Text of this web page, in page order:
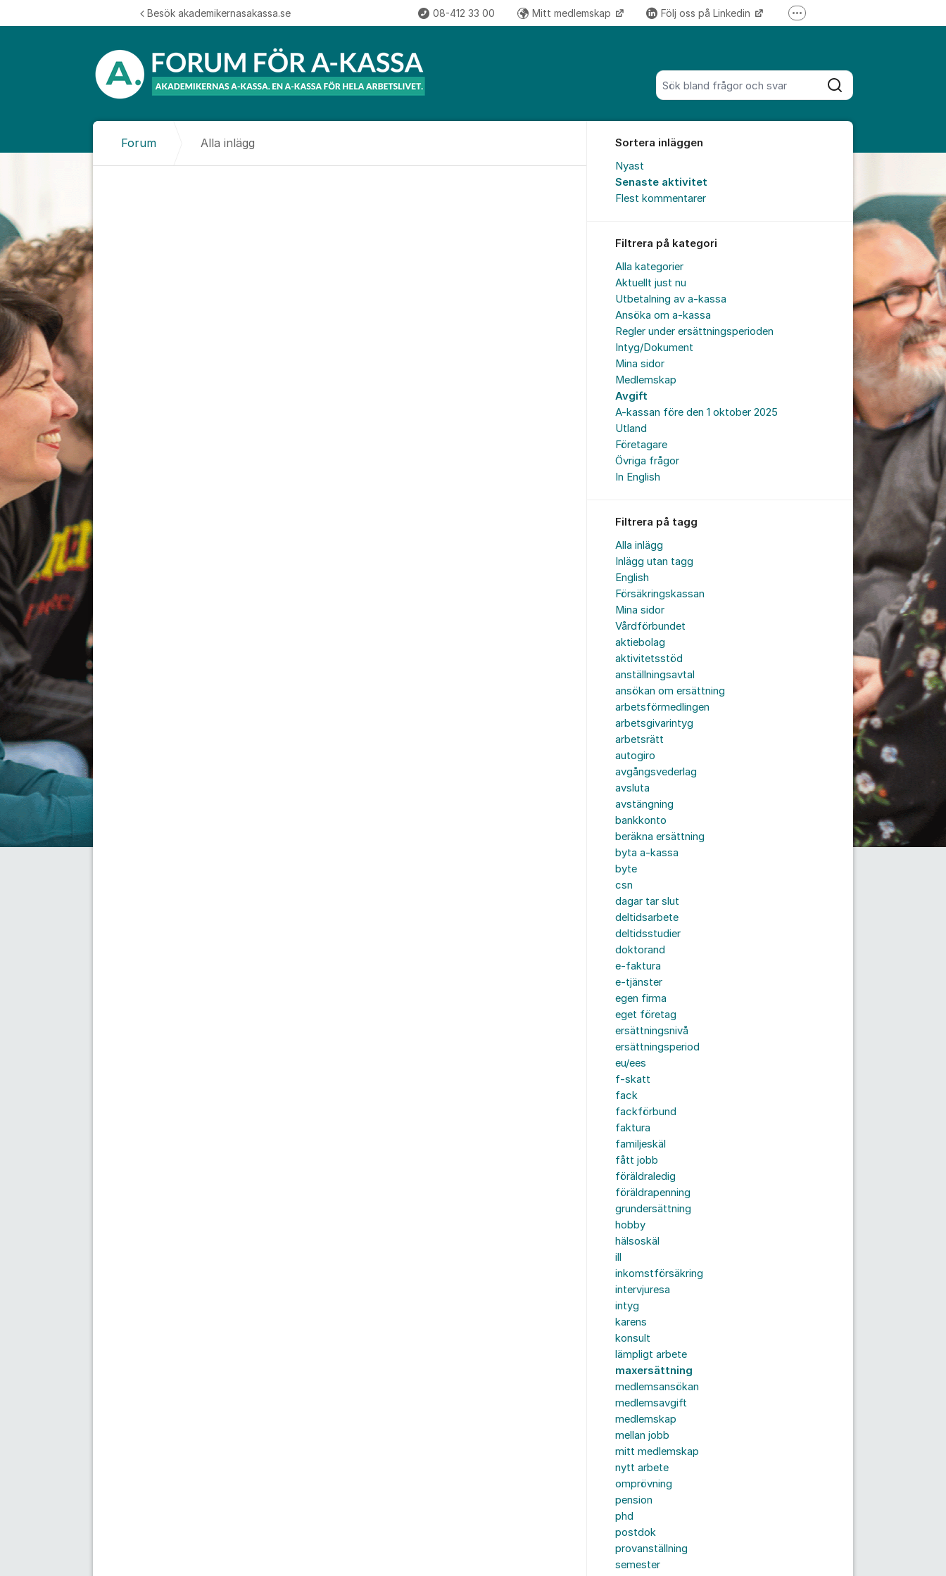
Sök bland alla inlägg
Sök
Besök akademikernasakassa.se 08-412 33 00 Mitt medlemskap Följ oss på Linkedin Fler supportlänkar
Forum Alla inlägg
Sortera inläggen
Nyast
Senaste aktivitet
Flest kommentarer
Filtrera på kategori
Alla kategorier
Aktuellt just nu
Utbetalning av a-kassa
Ansöka om a-kassa
Regler under ersättningsperioden
Intyg/Dokument
Mina sidor
Medlemskap
Avgift
A-kassan före den 1 oktober 2025
Utland
Företagare
Övriga frågor
In English
Filtrera på tagg
Alla inlägg
Inlägg utan tagg
English
Försäkringskassan
Mina sidor
Vårdförbundet
aktiebolag
aktivitetsstöd
anställningsavtal
ansökan om ersättning
arbetsförmedlingen
arbetsgivarintyg
arbetsrätt
autogiro
avgångsvederlag
avsluta
avstängning
bankkonto
beräkna ersättning
byta a-kassa
byte
csn
dagar tar slut
deltidsarbete
deltidsstudier
doktorand
e-faktura
e-tjänster
egen firma
eget företag
ersättningsnivå
ersättningsperiod
eu/ees
f-skatt
fack
fackförbund
faktura
familjeskäl
fått jobb
föräldraledig
föräldrapenning
grundersättning
hobby
hälsoskäl
ill
inkomstförsäkring
intervjuresa
intyg
karens
konsult
lämpligt arbete
maxersättning
medlemsansökan
medlemsavgift
medlemskap
mellan jobb
mitt medlemskap
nytt arbete
omprövning
pension
phd
postdok
provanställning
semester